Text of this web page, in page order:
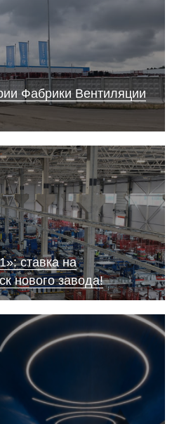
Фабрики Вентиляции
ставка на
нового завода!